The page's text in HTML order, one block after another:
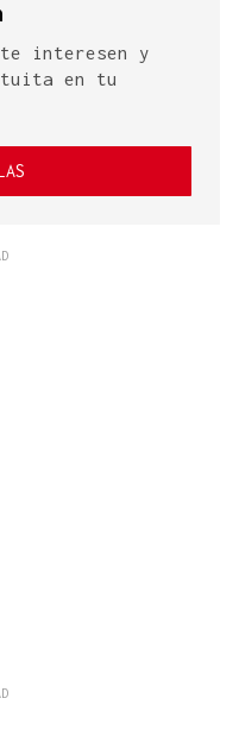
te interesen y
en tu